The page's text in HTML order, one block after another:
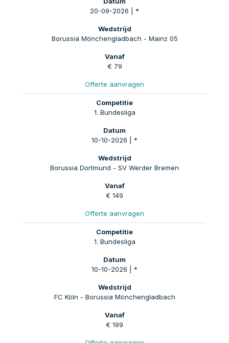
20-09-2026 | *
Borussia Mönchengladbach - Mainz 05
€ 79
Offerte aanvragen
1. Bundesliga
10-10-2026 | *
Borussia Dortmund - SV Werder Bremen
€ 149
Offerte aanvragen
1. Bundesliga
10-10-2026 | *
FC Köln - Borussia Mönchengladbach
€ 199